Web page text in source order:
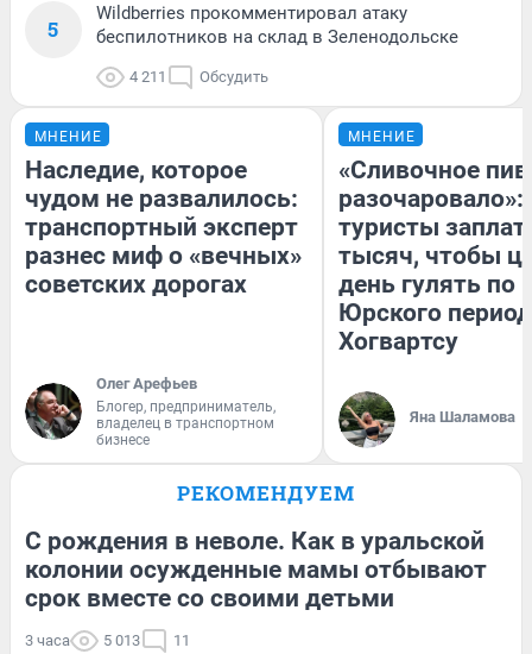
5
Wildberries прокомментировал атаку
беспилотников на склад в Зеленодольске
4 211 Обсудить
МНЕНИЕ
Наследие, которое
чудом не развалилось:
транспортный эксперт
разнес миф о «вечных»
советских дорогах
Олег Арефьев
Блогер, предприниматель,
владелец в транспортном
бизнесе
МНЕНИЕ
«Сливочное
разочаровало»:
туристы
тысяч, чтобы
день гулять по
Юрского
Хогвартсу
Яна Шаламова
РЕКОМЕНДУЕМ
С рождения в неволе. Как в уральской
колонии осужденные мамы отбывают
срок вместе со своими детьми
3 часа 5 013 11